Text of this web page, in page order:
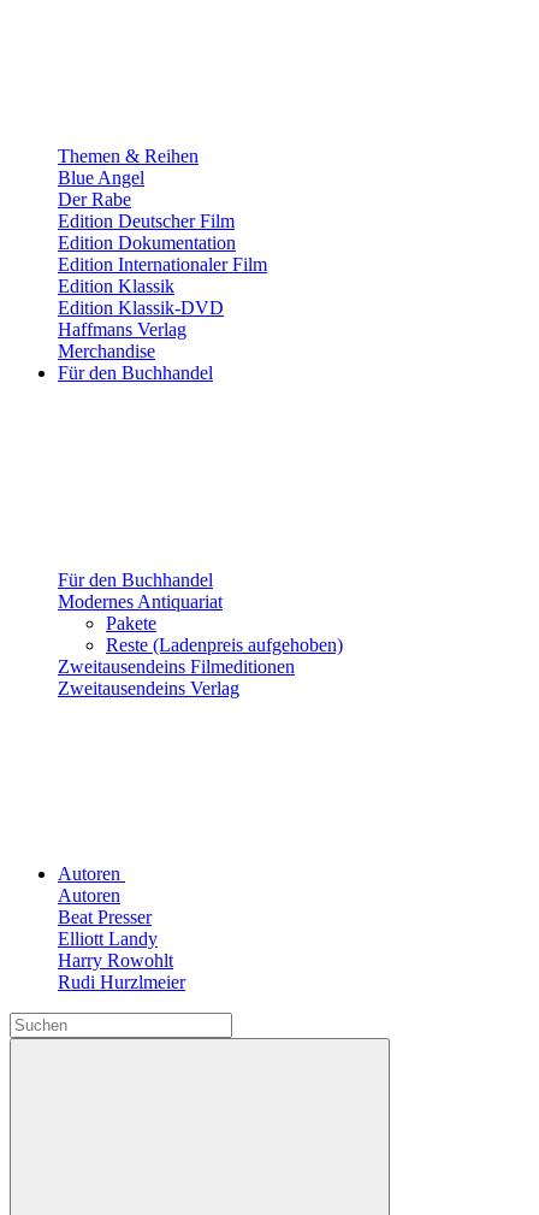
Themen & Reihen
Blue Angel
Der Rabe
Edition Deutscher Film
Edition Dokumentation
Edition Internationaler Film
Edition Klassik
Edition Klassik-DVD
Haffmans Verlag
Merchandise
Für den Buchhandel
Für den Buchhandel
Modernes Antiquariat
Pakete
Reste (Ladenpreis aufgehoben)
Zweitausendeins Filmeditionen
Zweitausendeins Verlag
Autoren
Autoren
Beat Presser
Elliott Landy
Harry Rowohlt
Rudi Hurzlmeier